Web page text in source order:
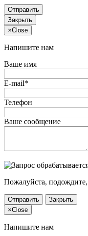
Отправить
Закрыть
×Close
Напишите нам
Ваше имя
E-mail*
Телефон
Ваше сообщение
Пожалуйста,
Отправить
Закрыть
×Close
Напишите нам